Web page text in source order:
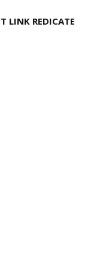
LINK REDICATE